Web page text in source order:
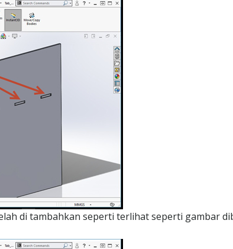
di tambahkan seperti terlihat seperti gambar